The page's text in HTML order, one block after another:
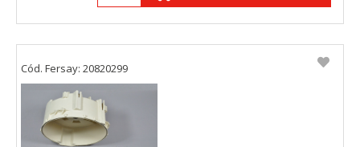
Cód. Fersay: 20820299